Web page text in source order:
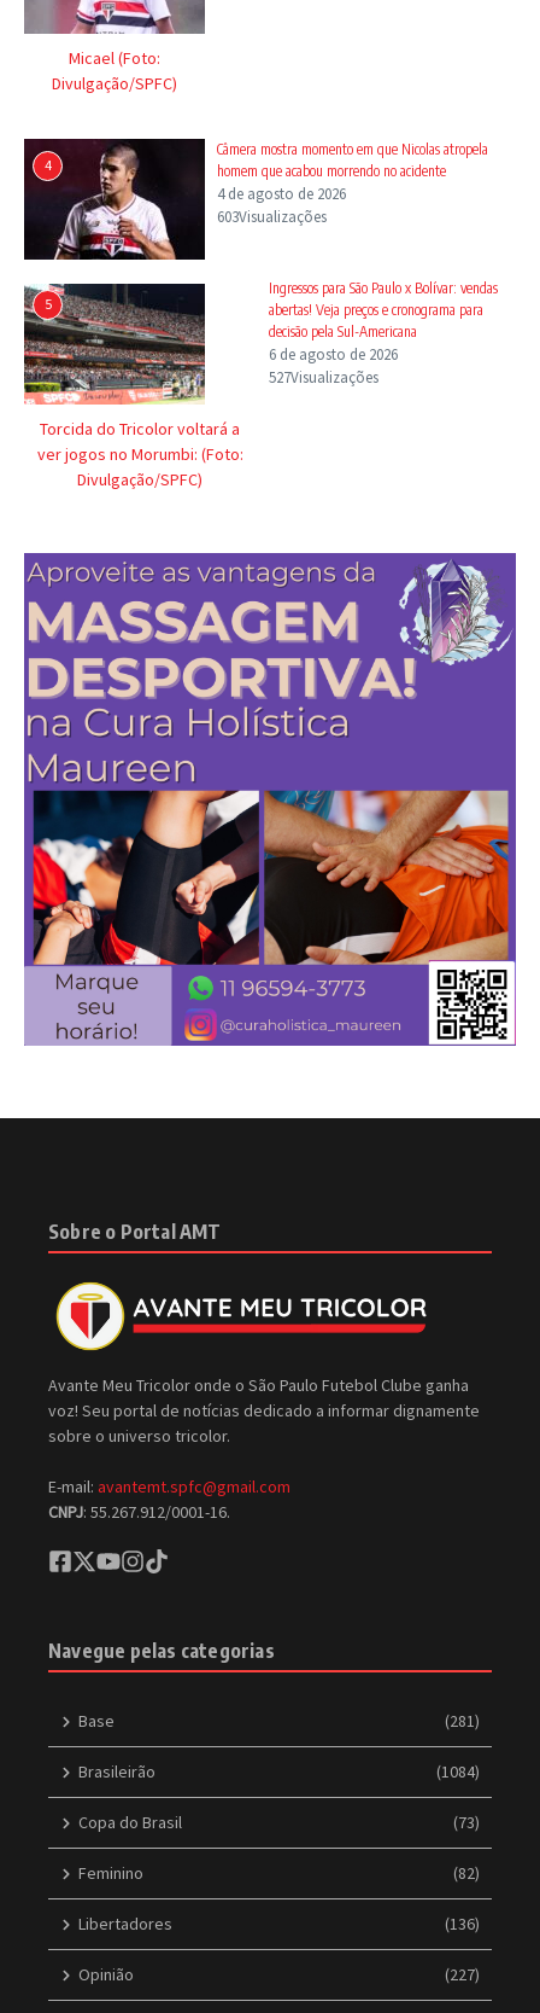
Micael (Foto:
Divulgação/SPFC)
4
Câmera mostra momento em que Nicolas atropela
homem que acabou morrendo no acidente
4 de agosto de 2026
603Visualizações
5
Torcida do Tricolor voltará a
ver jogos no Morumbi: (Foto:
Divulgação/SPFC)
Ingressos para São Paulo x Bolívar: vendas
abertas! Veja preços e cronograma para
decisão pela Sul-Americana
6 de agosto de 2026
527Visualizações
Sobre o Portal AMT
Avante Meu Tricolor onde o São Paulo Futebol Clube ganha
voz! Seu portal de notícias dedicado a informar dignamente
sobre o universo tricolor.
E-mail: avantemt.spfc@gmail.com
CNPJ: 55.267.912/0001-16.
Navegue pelas categorias
Base (281)
Brasileirão (1084)
Copa do Brasil (73)
Feminino (82)
Libertadores (136)
Opinião (227)